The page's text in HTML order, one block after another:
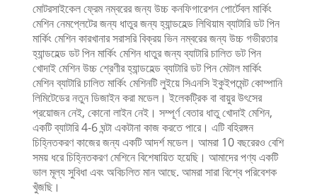
মোটরসাইকেল ফ্রেম নম্বরের জন্য উচ্চ কনফিগারেশন পোর্টেবল মার্কিং
মেশিন নেমপ্লেটের জন্য ধাতুর জন্য হ্যান্ডহেল্ড লিথিয়াম ব্যাটারি ডট পিন
মার্কিং মেশিন কারখানার সরাসরি বিক্রয় ভিন নম্বরের জন্য উচ্চ গভীরতার
হ্যান্ডহেল্ড ডট পিন মার্কিং মেশিন ধাতুর জন্য ব্যাটারি চালিত ডট পিন
খোদাই মেশিন উচ্চ শ্রেণীর হ্যান্ডহেল্ড ব্যাটারি ডট পিন মেটাল মার্কিং
মেশিন ব্যাটারি চালিত মার্কিং মেশিনটি লুইয়ে সিএনসি ইকুইপমেন্ট কোম্পানি
লিমিটেডের নতুন ডিজাইন করা মডেল। ইলেকট্রিক বা বায়ুর উৎসের
প্রয়োজন নেই, কোনো লাইন নেই। সম্পূর্ণ বেতার ধাতু খোদাই মেশিন,
একটি ব্যাটারি 4-6 ঘন্টা একটানা কাজ করতে পারে। এটি বহিরঙ্গন
চিহ্নিতকরণ কাজের জন্য একটি আদর্শ মডেল। আমরা 10 বছরেরও বেশি
সময় ধরে চিহ্নিতকরণ মেশিনে বিশেষায়িত হয়েছি। আমাদের পণ্য একটি
ভাল মূল্য সুবিধা এবং অবিচলিত মান আছে. আমরা সারা বিশ্বে পরিবেশক
খুঁজছি।